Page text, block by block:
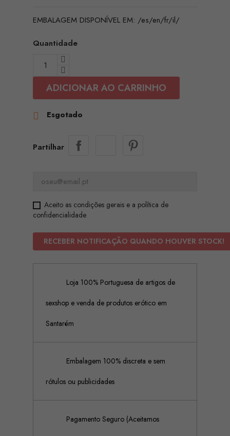
EMBALAGEM DISPONÍVEL EM: /es/en/fr/il/
Quantidade
ADICIONAR AO CARRINHO
 Esgotado
Partilhar
Aceito as condições gerais e a política de
confidencialidade
RECEBER NOTIFICAÇÃO QUANDO HOUVER STOCK!
Loja 100% Portuguesa de artigos de
sexshop e venda de produtos erótico em
Santarém
Embalagem 100% discreta e sem
rótulos ou publicidades
Pagamento Seguro (Aceitamos